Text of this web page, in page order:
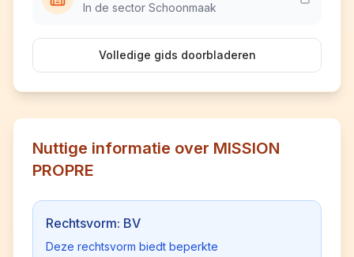
In de sector Schoonmaak
Volledige gids doorbladeren
Nuttige informatie over MISSION
PROPRE
Rechtsvorm: BV
Deze rechtsvorm biedt beperkte